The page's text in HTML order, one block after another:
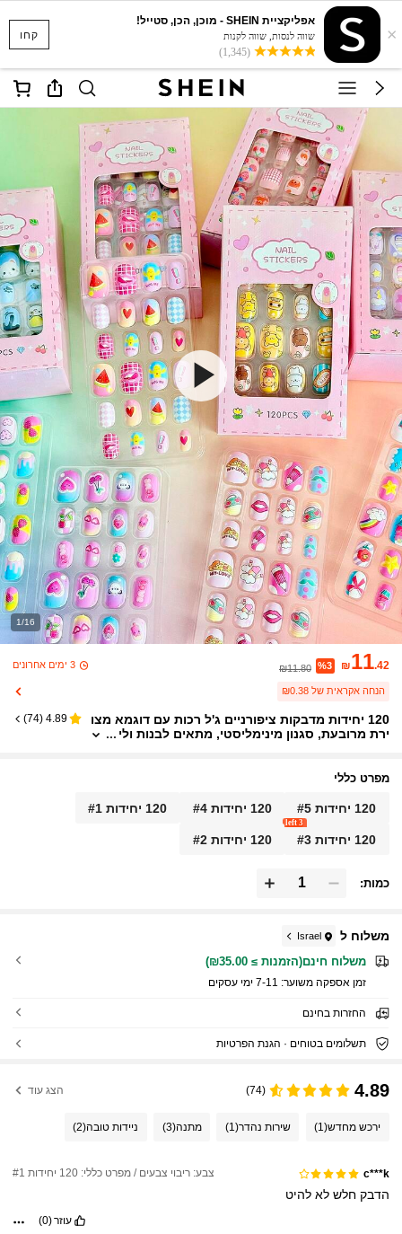
קחו ×
אפליקציית SHEIN - מוכן, הכן, סטייל!
שווה לנסות, שווה לקנות
(1,345)
1/16
₪11.42
%3
₪11.80 3 ימים אחרונים
הנחה אקראית של ₪0.38
120 יחידות מדבקות ציפורניים ג'ל רכות עם דוגמא מצו
ירת מרובעת, סגנון מינימליסטי, מתאים לבנות ולי
4.89
(
74
)
מפרט כללי
120 יחידות #5 120 יחידות #4 120 יחידות #1
120 יחידות #3
3 left
120 יחידות #2
כמות:
משלוח ל Israel
משלוח חינם(הזמנות ≥ ₪35.00)
זמן אספקה ​​משוער: 7-11 ימי עסקים
החזרות בחינם
תשלומים בטוחים · הגנת הפרטיות
4.89
(74) הצג עוד
ירכש מחדש(1) שירות נהדר(1) מתנה(3) ניידות טובה(2)
c***k צבע: ריבוי צבעים / מפרט כללי: 120 יחידות #1
הדבקחלשלאלהיט
עוזר(0)